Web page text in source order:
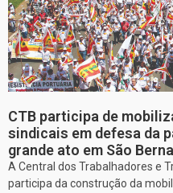
CTB participa de
sindicais em defesa da
grande ato em São
A Central dos Trabalhadores e
participa da construção da